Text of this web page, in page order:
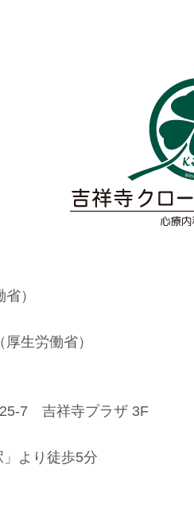
）
生労働省）
7 吉祥寺プラザ 3F
より徒歩5分